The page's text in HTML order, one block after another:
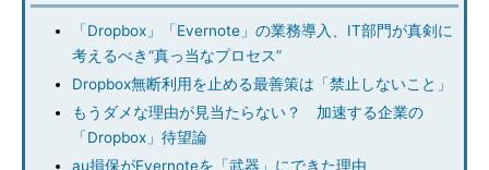
「Dropbox」「Evernote」の業務導入、IT部門が真剣に
考えるべき“真っ当なプロセス”
Dropbox無断利用を止める最善策は「禁止しないこと」
もうダメな理由が見当たらない？ 加速する企業の
「Dropbox」待望論
au損保がEvernoteを「武器」にできた理由